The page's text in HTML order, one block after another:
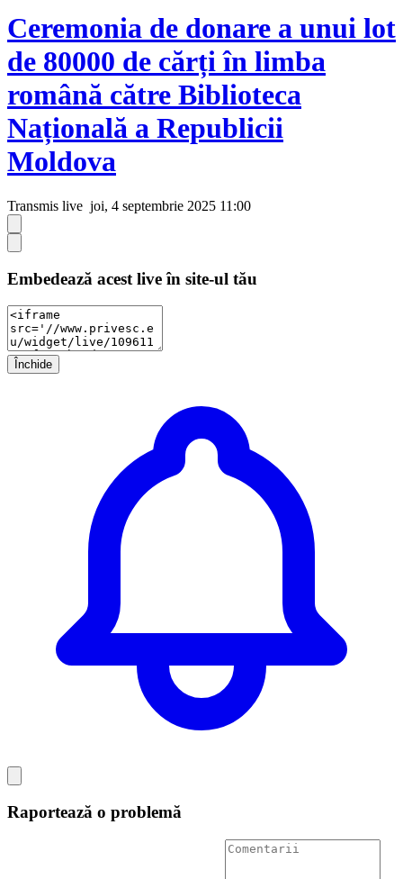
Ceremonia de donare a unui lot
de 80000 de cărți în limba
română către Biblioteca
Națională a Republicii
Moldova
Transmis live joi, 4 septembrie 2025 11:00
Embedează acest live în site-ul tău
Închide
Raportează o problemă